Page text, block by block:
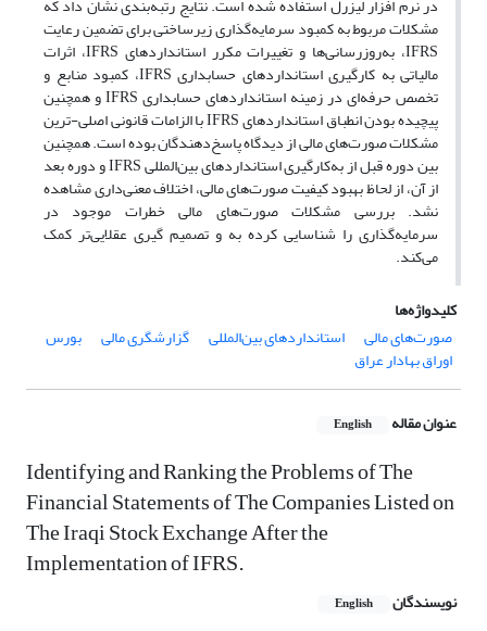
در نرم افزار لیزرل استفاده شده است. نتایج رتبه‌بندی نشان داد که
مشکلات مربوط به کمبود سرمایه‌گذاری زیرساختی برای تضمین رعایت
IFRS، به‌روزرسانی‌ها و تغییرات مکرر استانداردهای IFRS، اثرات
مالیاتی به کارگیری استانداردهای حسابداری IFRS، کمبود منابع و
تخصص حرفه‌ای در زمینه استانداردهای حسابداری IFRS و همچنین
پیچیده بودن انطباق استانداردهای IFRS با الزامات قانونی اصلی-ترین
مشکلات صورت‌های مالی از دیدگاه پاسخ‌دهندگان بوده است. همچنین
بین دوره قبل از به‌کارگیری استانداردهای بین‌المللی IFRS و دوره بعد
از آن، از لحاظ بهبود کیفیت صورت‌های مالی، اختلاف معنی‌داری مشاهده
نشد. بررسی مشکلات صورت‌های مالی خطرات موجود در
سرمایه‌گذاری را شناسایی کرده به و تصمیم گیری عقلایی‌تر کمک
می‌کند.
کلیدواژه‌ها
صورت‌های مالی
استانداردهای بین‌المللی گزارشگری مالی بورس
اوراق بهادار عراق
عنوان مقاله English
Identifying and Ranking the Problems of The
Financial Statements of The Companies Listed on
The Iraqi Stock Exchange After the
Implementation of IFRS.
نویسندگان English